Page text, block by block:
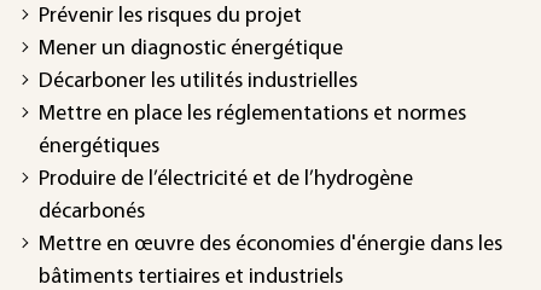
Prévenir les risques du projet
Mener un diagnostic énergétique
Décarboner les utilités industrielles
Mettre en place les réglementations et normes
énergétiques
Produire de l’électricité et de l’hydrogène
décarbonés
Mettre en œuvre des économies d'énergie dans les
bâtiments tertiaires et industriels